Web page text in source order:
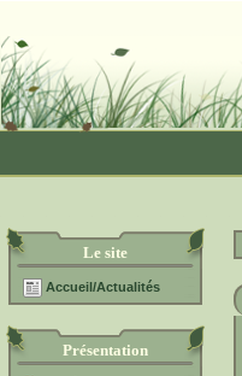
Le site
Accueil/Actualités
Présentation